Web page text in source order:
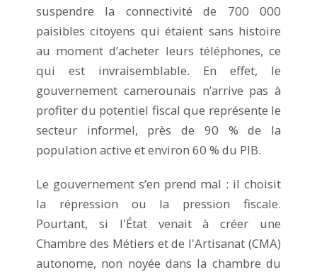
suspendre la connectivité de 700 000
paisibles citoyens qui étaient sans histoire
au moment d’acheter leurs téléphones, ce
qui est invraisemblable. En effet, le
gouvernement camerounais n’arrive pas à
profiter du potentiel fiscal que représente le
secteur informel, près de 90 % de la
population active et environ 60 % du PIB.
Le gouvernement s’en prend mal : il choisit
la répression ou la pression fiscale.
Pourtant, si l'État venait à créer une
Chambre des Métiers et de l'Artisanat (CMA)
autonome, non noyée dans la chambre du